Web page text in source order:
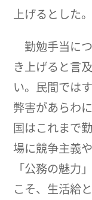
上げるとした。
勤勉手当に
き上げると言
い。民間では
弊害があらわ
国はこれまで
場に競争主義
「公務の魅力
こそ、生活給